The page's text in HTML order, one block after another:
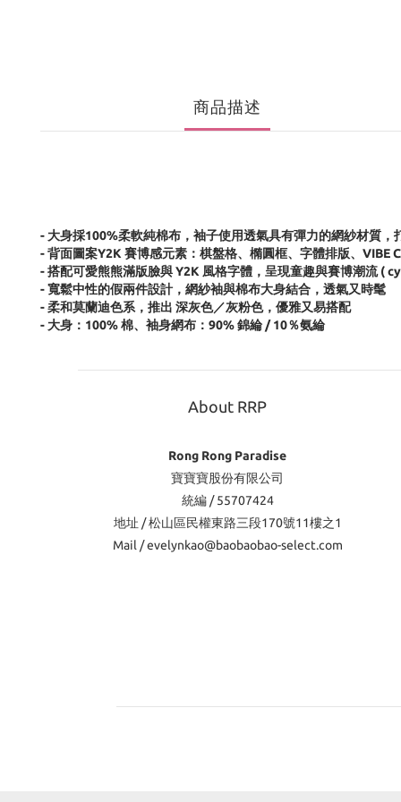
商品描述
- 大身採100%柔軟純棉布，袖子使用透氣具有彈力的網紗材質，
- 背面圖案Y2K 賽博感元素：棋盤格、橢圓框、字體排版、VIBE
- 搭配可愛熊熊滿版臉與 Y2K 風格字體，呈現童趣與賽博潮流 (
- 寬鬆中性的假兩件設計，網紗袖與棉布大身結合，透氣又時髦
- 柔和莫蘭迪色系，推出 深灰色／灰粉色，優雅又易搭配
- 大身：100% 棉、袖身網布：90% 錦綸 / 10％氨綸
About RRP
Rong Rong Paradise
寶寶寶股份有限公司
統編 / 55707424
地址 / 松山區民權東路三段170號11樓之1
Mail / evelynkao@baobaobao-select.com